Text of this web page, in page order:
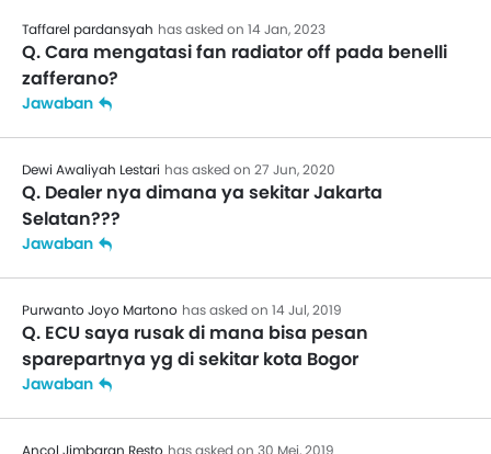
Taffarel pardansyah has asked on 14 Jan, 2023
Q. Cara mengatasi fan radiator off pada benelli
zafferano?
Jawaban
Dewi Awaliyah Lestari has asked on 27 Jun, 2020
Q. Dealer nya dimana ya sekitar Jakarta
Selatan???
Jawaban
Purwanto Joyo Martono has asked on 14 Jul, 2019
Q. ECU saya rusak di mana bisa pesan
sparepartnya yg di sekitar kota Bogor
Jawaban
Ancol Jimbaran Resto has asked on 30 Mei, 2019